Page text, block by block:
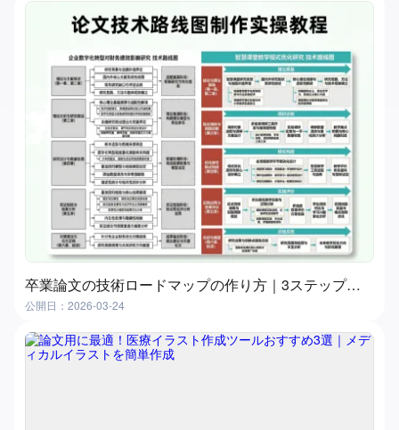
卒業論文の技術ロードマップの作り方｜3ステップ実践ガイド（おすすめツール付き）
公開日：2026-03-24